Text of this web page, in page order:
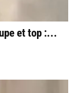
et top :...